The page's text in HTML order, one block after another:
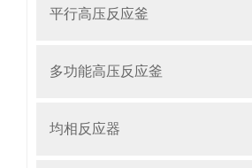
平行高压反应釜
多功能高压反应釜
均相反应器